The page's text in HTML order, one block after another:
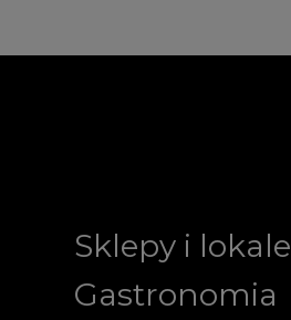
Sklepy i lokale
Gastronomia